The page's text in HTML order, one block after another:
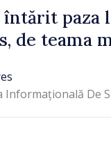
întărit paza
de teama
Informațională De